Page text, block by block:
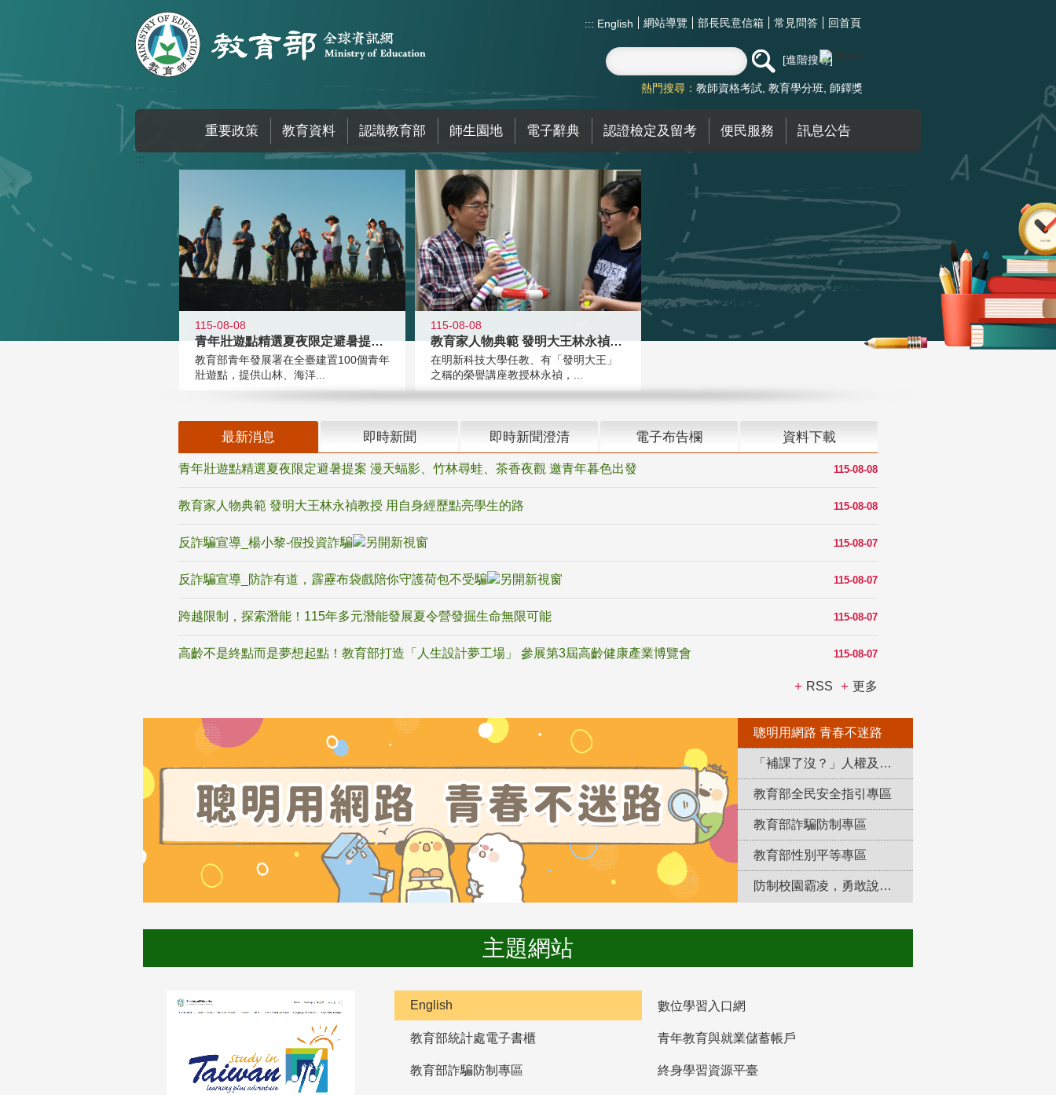
::: English 網站導覽 部長民意信箱 常見問答 回首頁
進階搜尋
熱門搜尋： 教師資格考試 教育學分班 師鐸獎
重要政策 教育資料 認識教育部 師生園地 電子辭典 認證檢定及留考 便民服務 訊息公告
:::
115-08-08
青年壯遊點精選夏夜限定避暑提案 漫
教育部青年發展署在全臺建置100個青年
壯遊點，提供山林、海洋...
115-08-08
教育家人物典範 發明大王林永禎教授
在明新科技大學任教、有「發明大王」
之稱的榮譽講座教授林永禎，...
最新消息 即時新聞 即時新聞澄清 電子布告欄 資料下載
115-08-08
青年壯遊點精選夏夜限定避暑提案 漫天蝠影、竹林尋蛙、茶香夜觀 邀青年暮色出發
115-08-08
教育家人物典範 發明大王林永禎教授 用自身經歷點亮學生的路
115-08-07
反詐騙宣導_楊小黎-假投資詐騙
115-08-07
反詐騙宣導_防詐有道，霹靂布袋戲陪你守護荷包不受騙
115-08-07
跨越限制，探索潛能！115年多元潛能發展夏令營發掘生命無限可能
115-08-07
高齡不是終點而是夢想起點！教育部打造「人生設計夢工場」 參展第3屆高齡健康產業博覽會
RSS 更多
聰明用網路 青春不迷路
「補課了沒？」人權及轉型正義教育專區
教育部全民安全指引專區
教育部詐騙防制專區
教育部性別平等專區
防制校園霸凌，勇敢說出來！
主題網站
English 數位學習入口網
教育部統計處電子書櫃 青年教育與就業儲蓄帳戶
教育部詐騙防制專區 終身學習資源平臺